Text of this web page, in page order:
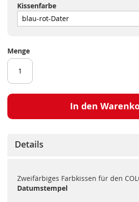
Kissenfarbe
Menge
In den
Details
Zweifärbiges Farbkissen für den
Datumstempel